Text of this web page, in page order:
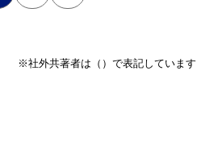
※社外共著者は（）で表記していま